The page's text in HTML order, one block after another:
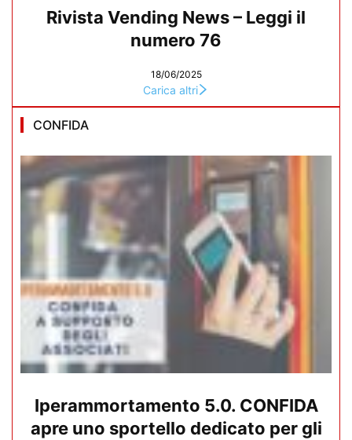
Rivista Vending News – Leggi il
numero 76
18/06/2025
Carica altri
CONFIDA
Iperammortamento 5.0. CONFIDA
apre uno sportello dedicato per gli